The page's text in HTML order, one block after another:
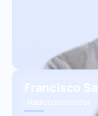
Francisco
Radiocontrolador